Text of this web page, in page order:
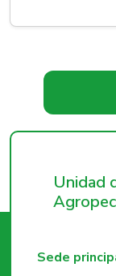
Unidad
Sede